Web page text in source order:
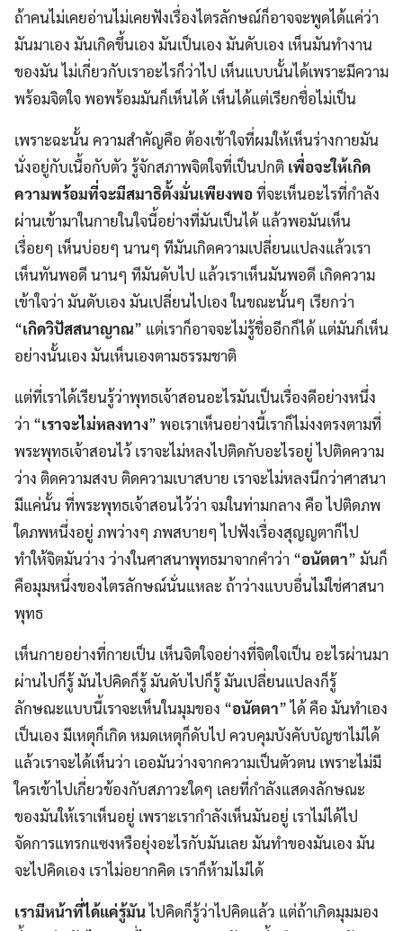
ถ้าคนไม่เคยอ่านไม่เคยฟังเรื่องไตรลักษณ์ก็อาจจะพูดได้แค่ว่า
มันมาเอง มันเกิดขึ้นเอง มันเป็นเอง มันดับเอง เห็นมันทำงาน
ของมัน ไม่เกี่ยวกับเราอะไรก็ว่าไป เห็นแบบนั้นได้เพราะมีความ
พร้อมจิตใจ พอพร้อมมันก็เห็นได้ เห็นได้แต่เรียกชื่อไม่เป็น
เพราะฉะนั้น ความสำคัญคือ ต้องเข้าใจที่ผมให้เห็นร่างกายมัน
นั่งอยู่กับเนื้อกับตัว รู้จักสภาพจิตใจที่เป็นปกติ เพื่อจะให้เกิด
ความพร้อมที่จะมีสมาธิตั้งมั่นเพียงพอที่จะเห็นอะไรที่กำลัง
ผ่านเข้ามาในกายในใจนี้อย่างที่มันเป็นได้ แล้วพอมันเห็น
เรื่อยๆ เห็นบ่อยๆ นานๆ ทีมันเกิดความเปลี่ยนแปลงแล้วเรา
เห็นทันพอดี นานๆ ทีมันดับไป แล้วเราเห็นมันพอดี เกิดความ
เข้าใจว่า มันดับเอง มันเปลี่ยนไปเอง ในขณะนั้นๆ เรียกว่า
“เกิดวิปัสสนาญาณ” แต่เราก็อาจจะไม่รู้ชื่ออีกก็ได้ แต่มันก็เห็น
อย่างนั้นเอง มันเห็นเองตามธรรมชาติ
แต่ที่เราได้เรียนรู้ว่าพุทธเจ้าสอนอะไรมันเป็นเรื่องดีอย่างหนึ่ง
ว่า “เราจะไม่หลงทาง” พอเราเห็นอย่างนี้เราก็ไม่งงตรงตามที่
พระพุทธเจ้าสอนไว้ เราจะไม่หลงไปติดกับอะไรอยู่ ไปติดความ
ว่าง ติดความสงบ ติดความเบาสบาย เราจะไม่หลงนึกว่าศาสนา
มีแค่นั้น ที่พระพุทธเจ้าสอนไว้ว่า จมในท่ามกลาง คือ ไปติดภพ
ใดภพหนึ่งอยู่ ภพว่างๆ ภพสบายๆ ไปฟังเรื่องสุญญตาก็ไป
ทำให้จิตมันว่าง ว่างในศาสนาพุทธมาจากคำว่า “อนัตตา” มันก็
คือมุมหนึ่งของไตรลักษณ์นั่นแหละ ถ้าว่างแบบอื่นไม่ใช่ศาสนา
พุทธ
เห็นกายอย่างที่กายเป็น เห็นจิตใจอย่างที่จิตใจเป็น อะไรผ่านมา
ผ่านไปก็รู้ มันไปคิดก็รู้ มันดับไปก็รู้ มันเปลี่ยนแปลงก็รู้
ลักษณะแบบนี้เราจะเห็นในมุมของ “อนัตตา” ได้ คือ มันทำเอง
เป็นเอง มีเหตุก็เกิด หมดเหตุก็ดับไป ควบคุมบังคับบัญชาไม่ได้
แล้วเราจะได้เห็นว่า เออมันว่างจากความเป็นตัวตน เพราะไม่มี
ใครเข้าไปเกี่ยวข้องกับสภาวะใดๆ เลยที่กำลังแสดงลักษณะ
ของมันให้เราเห็นอยู่ เพราะเรากำลังเห็นมันอยู่ เราไม่ได้ไป
จัดการแทรกแซงหรือยุ่งอะไรกับมันเลย มันทำของมันเอง มัน
จะไปคิดเอง เราไม่อยากคิด เราก็ห้ามไม่ได้
เรามีหน้าที่ได้แค่รู้มันไปคิดก็รู้ว่าไปคิดแล้ว แต่ถ้าเกิดมุมมอง